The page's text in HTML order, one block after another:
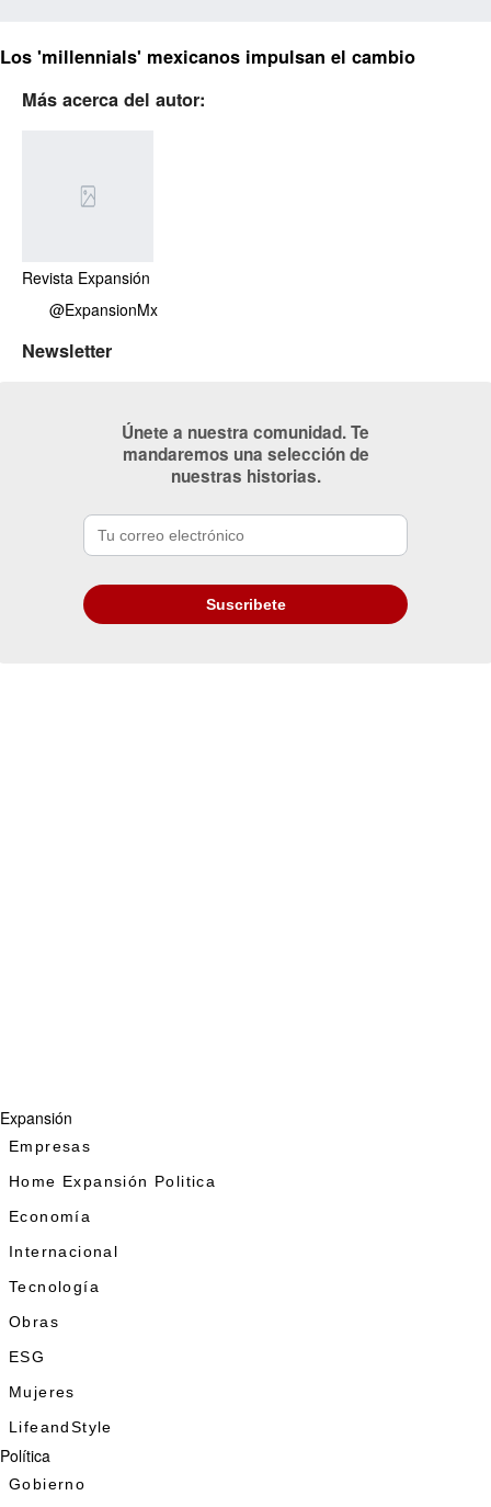
Los 'millennials' mexicanos impulsan el cambio
Más acerca del autor:
Revista Expansión
@ExpansionMx
Newsletter
Únete a nuestra comunidad. Te
mandaremos una selección de
nuestras historias.
Expansión
Empresas
Home Expansión Politica
Economía
Internacional
Tecnología
Obras
ESG
Mujeres
LifeandStyle
Política
Gobierno